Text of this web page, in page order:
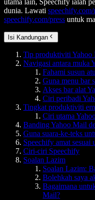
dunia. Lawati
speechify.com/press untuk
Isi Kandungan
Tip produktiviti Yahoo
Navigasi antara muka
Fahami susun
Guna menu bar
Akses bar alat
Ciri peribadi
Tingkat produktiviti
Ciri utama
Banding Yahoo Mail
Guna suara-ke-teks
Speechify amat sesuai
Ciri-ciri Speechify
Soalan Lazim
Soalan Lazim:
Bolehkah saya
Bagaimana
Mail?